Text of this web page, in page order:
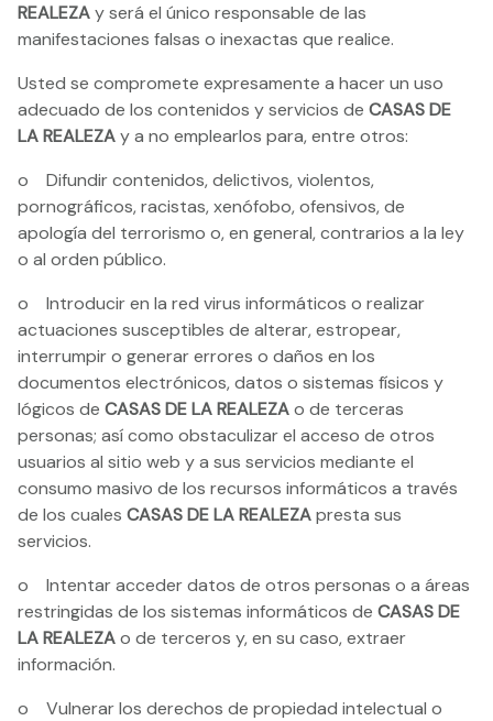
REALEZAy será el único responsable de las
manifestaciones falsas o inexactas que realice.
Usted se compromete expresamente a hacer un uso
adecuado de los contenidos y servicios de CASAS DE
LA REALEZAy a no emplearlos para, entre otros:
o Difundir contenidos, delictivos, violentos,
pornográficos, racistas, xenófobo, ofensivos, de
apología del terrorismo o, en general, contrarios a la ley
o al orden público.
o Introducir en la red virus informáticos o realizar
actuaciones susceptibles de alterar, estropear,
interrumpir o generar errores o daños en los
documentos electrónicos, datos o sistemas físicos y
lógicos de CASAS DE LA REALEZAo de terceras
personas; así como obstaculizar el acceso de otros
usuarios al sitio web y a sus servicios mediante el
consumo masivo de los recursos informáticos a través
de los cuales CASAS DE LA REALEZApresta sus
servicios.
o Intentar acceder datos de otros personas o a áreas
restringidas de los sistemas informáticos de CASAS DE
LA REALEZAo de terceros y, en su caso, extraer
información.
o Vulnerar los derechos de propiedad intelectual o